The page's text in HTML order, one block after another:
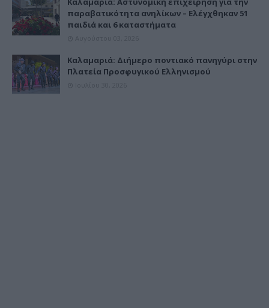
παραβατικότητα ανηλίκων – Ελέγχθηκαν 51
παιδιά και 6 καταστήματα
Καλαμαριά: Διήμερο ποντιακό πανηγύρι στην
Πλατεία Προσφυγικού Ελληνισμού